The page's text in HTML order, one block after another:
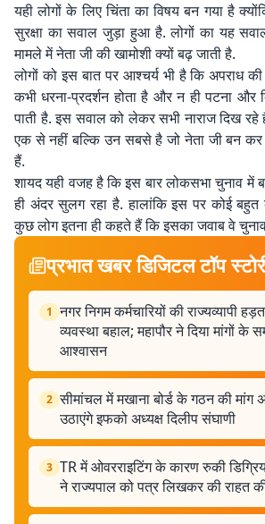
यही लोगों के लिए चिंता का विषय बन गया है
सुरक्षा का सवाल जुड़ा हुआ है. लोगों का यह
मामले में नेता जी की खामोशी क्यों बढ़ जाती है.
लोगों को इस बात पर आश्चर्य भी है कि अपराध
कभी धरना-प्रदर्शन होता है और न ही पटना और
पाती है. इस सवाल को लेकर सभी नाराज दिख रहे
एक से नहीं बल्कि उन सबसे है जो नेता जी बन
हैं.
शायद यही वजह है कि इस बार लोकसभा चुनाव में
ही अंदर सुलग रहा है. हालांकि इस पर कोई बहुत
कुछ लोग इतना ही कहते हैं कि इसका जवाब वे
प्रभात खबर डिजिटल टॉप
1 नगर निगम कर्मचारियों की राज्यव्यापी
व्यवस्था बहाल; महापौर ने दिया मांगों के
आश्वासन
2 सीमांचल में मखाना बोर्ड के गठन की मांग
उठाएंगे इफको अध्यक्ष दिलीप संघाणी
3 TR में ओवरराइटिंग के कारण रुकी
ने राज्यपाल को पत्र लिखकर की राहत